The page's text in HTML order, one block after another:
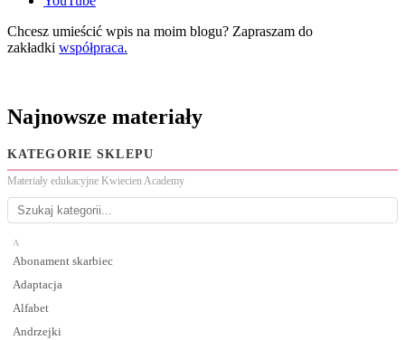
Chcesz umieścić wpis na moim blogu? Zapraszam do
zakładki współpraca.
Najnowsze materiały
KATEGORIE SKLEPU
Materiały edukacyjne Kwiecien Academy
A
Abonament skarbiec
Adaptacja
Alfabet
Andrzejki